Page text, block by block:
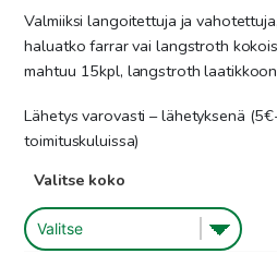
-
Valmiiksi langoitettuja ja
haluatko farrar vai langstroth
mahtuu 15kpl, langstroth
Lähetys varovasti – lähetyksenä
toimituskuluissa)
Valitse koko